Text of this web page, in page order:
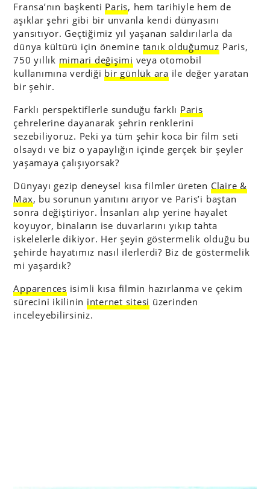
Fransa’nın başkenti Paris, hem tarihiyle hem de
aşıklar şehri gibi bir unvanla kendi dünyasını
yansıtıyor. Geçtiğimiz yıl yaşanan saldırılarla da
dünya kültürü için önemine tanık olduğumuz Paris,
750 yıllık mimari değişimi veya otomobil
kullanımına verdiği bir günlük ara ile değer yaratan
bir şehir.
Farklı perspektiflerle sunduğu farklı Paris
çehrelerine dayanarak şehrin renklerini
sezebiliyoruz. Peki ya tüm şehir koca bir film seti
olsaydı ve biz o yapaylığın içinde gerçek bir şeyler
yaşamaya çalışıyorsak?
Dünyayı gezip deneysel kısa filmler üreten Claire &
Max, bu sorunun yanıtını arıyor ve Paris’i baştan
sonra değiştiriyor. İnsanları alıp yerine hayalet
koyuyor, binaların ise duvarlarını yıkıp tahta
iskelelerle dikiyor. Her şeyin göstermelik olduğu bu
şehirde hayatımız nasıl ilerlerdi? Biz de göstermelik
mi yaşardık?
Apparences isimli kısa filmin hazırlanma ve çekim
sürecini ikilinin internet sitesi üzerinden
inceleyebilirsiniz.